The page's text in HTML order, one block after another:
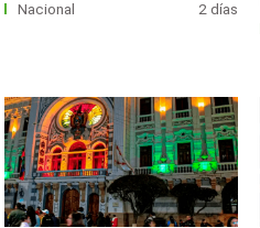
Nacional 2 días